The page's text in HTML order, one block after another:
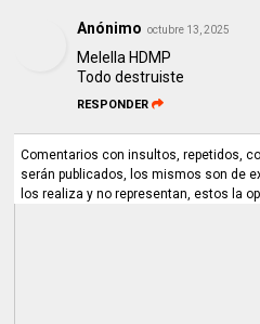
Anónimo octubre 13, 2025
Melella HDMP
Todo destruiste
RESPONDER
Comentarios con insultos, repetidos,
serán publicados, los mismos son de
los realiza y no representan, estos la